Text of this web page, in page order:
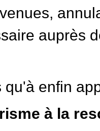
auprès
qu'à enfin
à la